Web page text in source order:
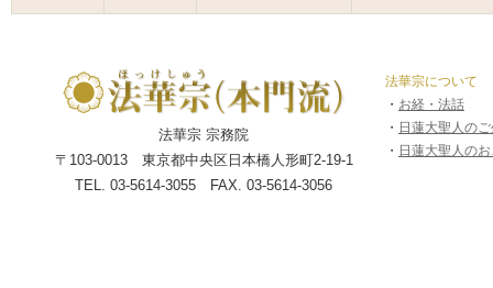
法華宗 宗務院
〒103-0013 東京都中央区日本橋人形町2-19-1
TEL. 03-5614-3055 FAX. 03-5614-3056
法華宗について
・ お経・法話
・ 日蓮大聖人の
・ 日蓮大聖人の